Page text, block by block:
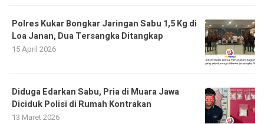
Polres Kukar Bongkar Jaringan Sabu 1,5 Kg di
Loa Janan, Dua Tersangka Ditangkap
15 April 2026
Diduga Edarkan Sabu, Pria di Muara Jawa
Diciduk Polisi di Rumah Kontrakan
13 Maret 2026